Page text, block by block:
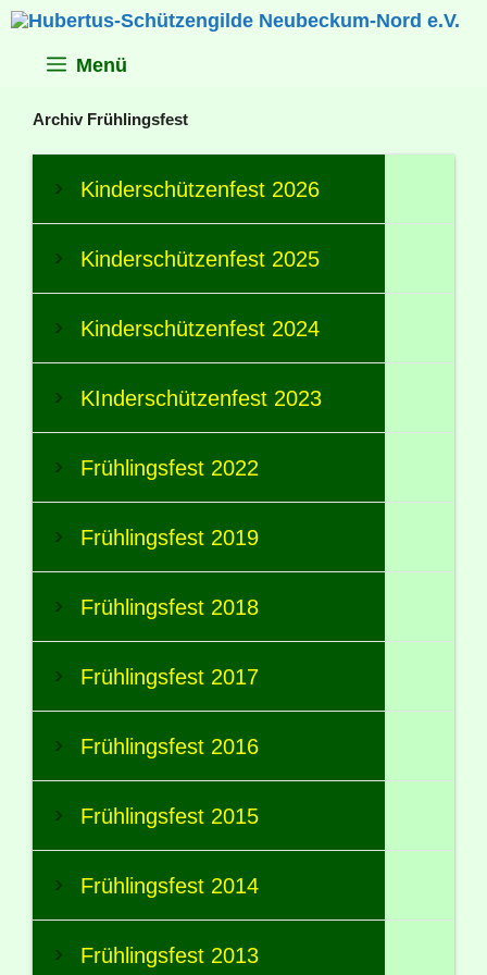
Zum
Inhalt
Menü
Archiv Frühlingsfest
Kinderschützenfest 2026
Kinderschützenfest 2025
Kinderschützenfest 2024
KInderschützenfest 2023
Frühlingsfest 2022
Frühlingsfest 2019
Frühlingsfest 2018
Frühlingsfest 2017
Frühlingsfest 2016
Frühlingsfest 2015
Frühlingsfest 2014
Frühlingsfest 2013